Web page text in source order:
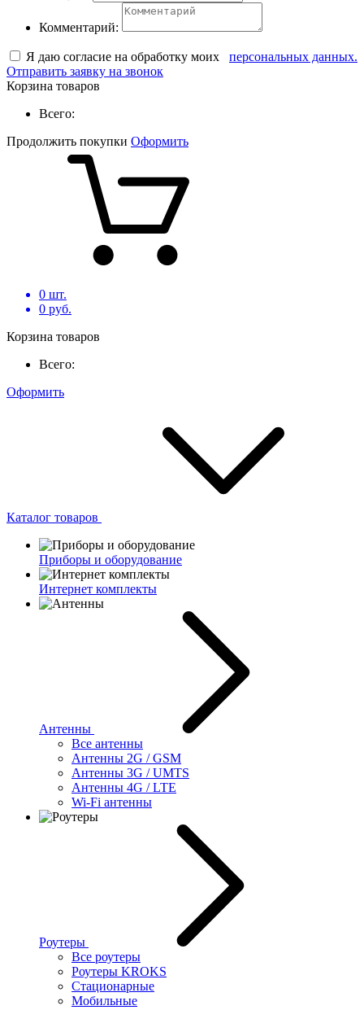
Комментарий:
Я даю согласие на обработку моих
персональных данных.
Отправить заявку на звонок
Корзина товаров
Всего:
Продолжить покупки Оформить
0 шт.
0 руб.
Корзина товаров
Всего:
Оформить
Каталог товаров
Приборы и оборудование
Интернет комплекты
Антенны
Все антенны
Антенны 2G / GSM
Антенны 3G / UMTS
Антенны 4G / LTE
Wi-Fi антенны
Роутеры
Все роутеры
Роутеры KROKS
Стационарные
Мобильные